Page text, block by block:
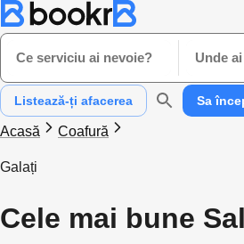
Ce serviciu ai nevoie? Unde
Listează-ți afacerea Sa
Acasă Coafură
Galați
Cele mai bune